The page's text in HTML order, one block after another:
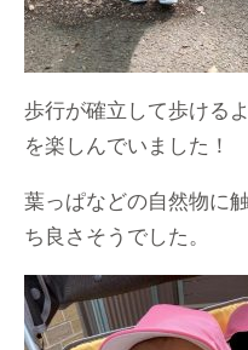
歩行が確立して歩ける
を楽しんでいました！
葉っぱなどの自然物に
ち良さそうでした。